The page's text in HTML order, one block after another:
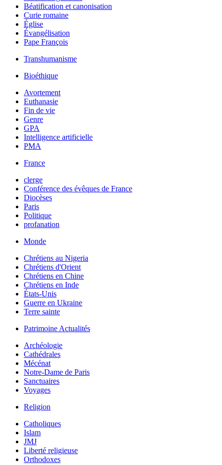
Béatification et canonisation
Curie romaine
Église
Évangélisation
Pape François
Transhumanisme
Bioéthique
Avortement
Euthanasie
Fin de vie
Genre
GPA
Intelligence artificielle
PMA
France
clerge
Conférence des évêques de France
Diocèses
Paris
Politique
profanation
Monde
Chrétiens au Nigeria
Chrétiens d'Orient
Chrétiens en Chine
Chrétiens en Inde
États-Unis
Guerre en Ukraine
Terre sainte
Patrimoine Actualités
Archéologie
Cathédrales
Mécénat
Notre-Dame de Paris
Sanctuaires
Voyages
Religion
Catholiques
Islam
JMJ
Liberté religieuse
Orthodoxes